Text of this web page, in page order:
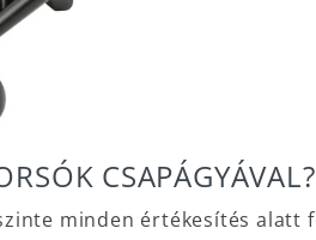
CSAPÁGYÁVAL?
minden értékesítés alatt